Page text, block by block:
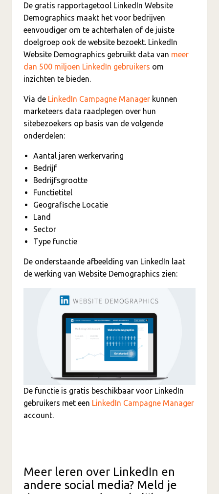
De gratis rapportagetool LinkedIn Website
Demographics maakt het voor bedrijven
eenvoudiger om te achterhalen of de juiste
doelgroep ook de website bezoekt. LinkedIn
Website Demographics gebruikt data van meer
dan 500 miljoen LinkedIn gebruikers om
inzichten te bieden.
Via de LinkedIn Campagne Manager kunnen
marketeers data raadplegen over hun
sitebezoekers op basis van de volgende
onderdelen:
Aantal jaren werkervaring
Bedrijf
Bedrijfsgrootte
Functietitel
Geografische Locatie
Land
Sector
Type functie
De onderstaande afbeelding van LinkedIn laat
de werking van Website Demographics zien:
De functie is gratis beschikbaar voor LinkedIn
gebruikers met een LinkedIn Campagne Manager
account.
Meer leren over LinkedIn en
andere social media? Meld je